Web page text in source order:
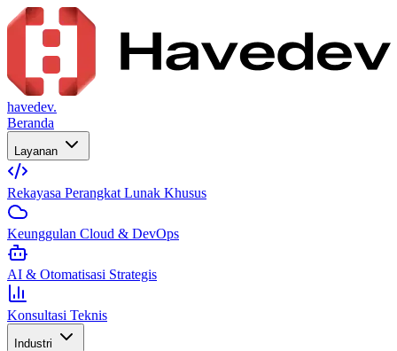
havedev.
Beranda
Layanan
Rekayasa Perangkat Lunak Khusus
Keunggulan Cloud & DevOps
AI & Otomatisasi Strategis
Konsultasi Teknis
Industri